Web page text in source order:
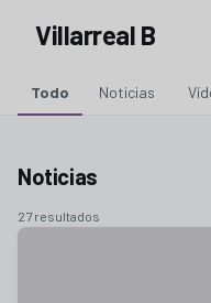
Villarreal B
Todo Noticias
Noticias
27 resultados